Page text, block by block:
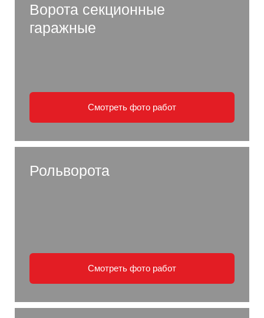
Ворота секционные
гаражные
Смотреть фото работ
Рольворота
Смотреть фото работ